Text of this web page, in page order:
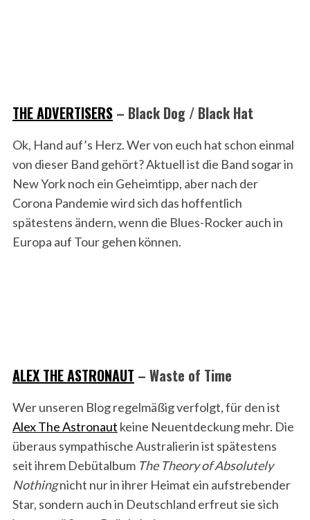
THE ADVERTISERS– Black Dog / Black Hat
Ok, Hand auf’s Herz. Wer von euch hat schon einmal
von dieser Band gehört? Aktuell ist die Band sogar in
New York noch ein Geheimtipp, aber nach der
Corona Pandemie wird sich das hoffentlich
spätestens ändern, wenn die Blues-Rocker auch in
Europa auf Tour gehen können.
ALEX THE ASTRONAUT – Waste of Time
Wer unseren Blog regelmäßig verfolgt, für den ist
Alex The Astronaut keine Neuentdeckung mehr. Die
überaus sympathische Australierin ist spätestens
seit ihrem Debütalbum The Theory of Absolutely
Nothingnicht nur in ihrer Heimat ein aufstrebender
Star, sondern auch in Deutschland erfreut sie sich